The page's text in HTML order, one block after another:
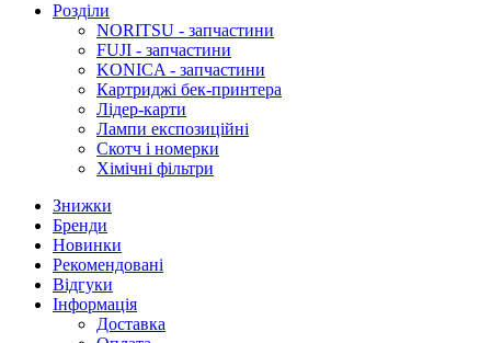
Розділи
NORITSU - запчастини
FUJI - запчастини
KONICA - запчастини
Картриджі бек-принтера
Лідер-карти
Лампи експозиційні
Скотч і номерки
Хімічні фільтри
Знижки
Бренди
Новинки
Рекомендовані
Відгуки
Інформація
Доставка